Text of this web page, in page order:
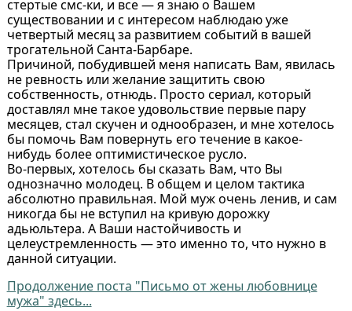
стертые смс-ки, и все — я знаю о Вашем
существовании и с интересом наблюдаю уже
четвертый месяц за развитием событий в вашей
трогательной Санта-Барбаре.
Причиной, побудившей меня написать Вам, явилась
не ревность или желание защитить свою
собственность, отнюдь. Просто сериал, который
доставлял мне такое удовольствие первые пару
месяцев, стал скучен и однообразен, и мне хотелось
бы помочь Вам повернуть его течение в какое-
нибудь более оптимистическое русло.
Во-первых, хотелось бы сказать Вам, что Вы
однозначно молодец. В общем и целом тактика
абсолютно правильная. Мой муж очень ленив, и сам
никогда бы не вступил на кривую дорожку
адьюльтера. А Ваши настойчивость и
целеустремленность — это именно то, что нужно в
данной ситуации.
Продолжение поста "Письмо от жены любовнице
мужа" здесь...